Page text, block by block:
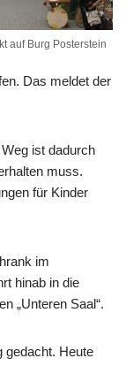
auf Burg Posterstein
Das meldet der
ist dadurch
muss.
für Kinder
im
hinab in die
„Unteren Saal“.
gedacht. Heute